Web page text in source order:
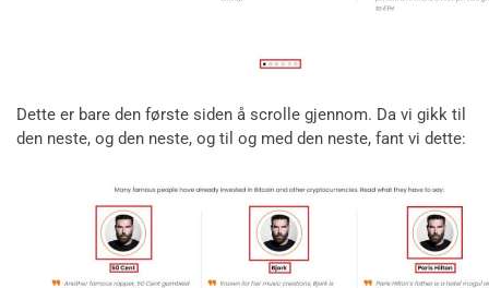
Dette er bare den første siden å scrolle gjennom. Da vi gikk til
den neste, og den neste, og til og med den neste, fant vi dette: